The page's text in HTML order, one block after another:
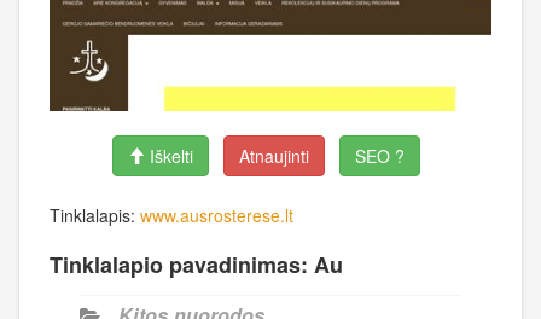
Iškelti Atnaujinti SEO ?
Tinklalapis: www.ausrosterese.lt
Tinklalapio pavadinimas: Au